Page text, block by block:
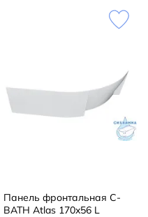
Панель фронтальная C-
BATH Atlas 170x56 L